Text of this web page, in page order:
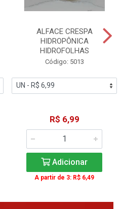
ALFACE CRESPA
HIDROPÔNICA
HIDROFOLHAS
Código: 5013
R$ 6,99
Adicionar
A partir de 3: R$ 6,49